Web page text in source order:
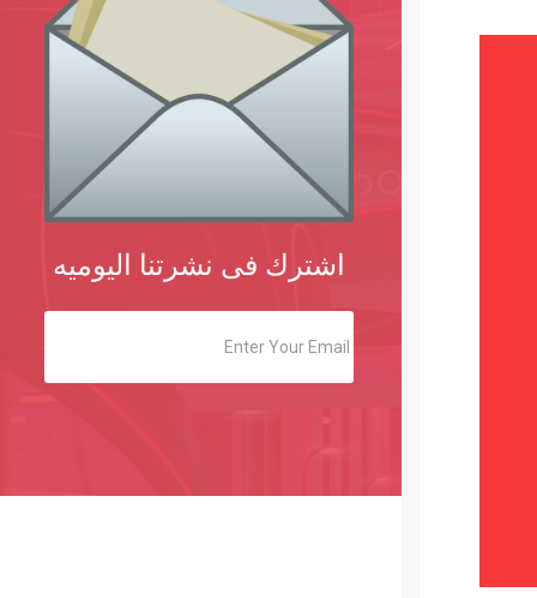
اشترك فى نشرتنا اليوميه